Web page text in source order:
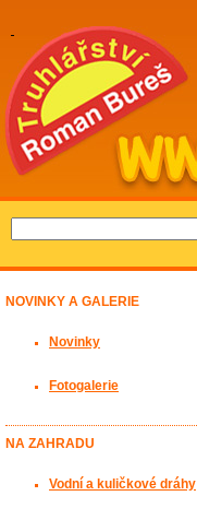
NOVINKY A GALERIE
Novinky
Fotogalerie
NA ZAHRADU
Vodní a kuličkové dráhy